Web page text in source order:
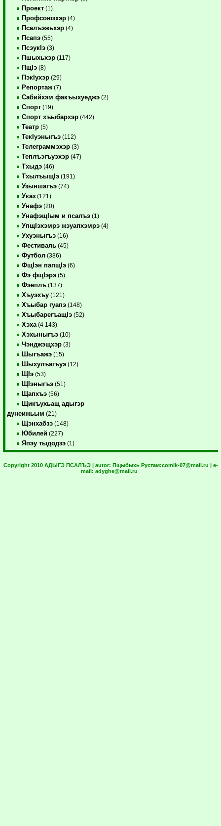
Проект (1)
Профсоюзхэр (4)
Псалъэжьхэр (4)
Псапэ (55)
ПсэукIэ (3)
Пшыхьхэр (117)
ПщIэ (8)
ПэкIухэр (29)
Репортаж (7)
Сабийхэм факъыхуеджэ (2)
Спорт (19)
Спорт хъыбархэр (442)
Театр (5)
ТекIуэныгъэ (112)
Телеграммэхэр (3)
Теплъэгъуэхэр (47)
Тхыдэ (46)
ТхылъыщIэ (191)
Узыншагъэ (74)
Указ (121)
Унафэ (20)
УнафэщIым и псалъэ (1)
УпщIэхэмрэ жэуапхэмрэ (4)
Ухуэныгъэ (16)
Фестиваль (45)
Футбол (386)
ФщIэн папщIэ (6)
Фэ фщIэрэ (5)
Фэеплъ (137)
Хъуэхъу (121)
Хъыбар гуапэ (148)
ХъыбарегъащIэ (52)
Хэха (4 143)
Хэхыныгъэ (10)
Чэнджэщхэр (3)
Шыгъажэ (15)
Шыхулъагъуэ (12)
ЩIэ (53)
ЩIэныгъэ (51)
Щапхъэ (56)
Щикъухьащ адыгэр
дунеижьым (21)
Щэнхабзэ (148)
Юбилей (227)
Япэу тыдодзэ (1)
Copyright 2010 АДЫГЭ ПСАЛЪЭ | autor: Пщыбыхь Рустам:comik-07@mail.ru | e-
mail: adyghe@mail.ru